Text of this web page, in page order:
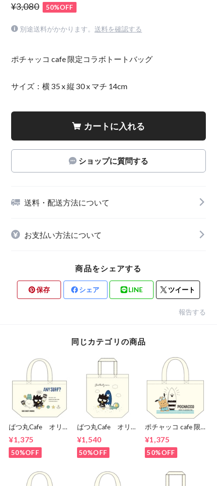
¥3,080 50%OFF
別途送料がかかります。 送料を確認する
ポチャッコ cafe 限定コラボトートバッグ
サイズ：横 35 x 縦 30 x マチ 14cm
カートに入れる
ショップに質問する
送料・配送方法について
お支払い方法について
商品をシェアする
保存 シェア LINE ツイート
報告する
同じカテゴリの商品
ばつ丸Cafe オリジ
チトート
¥1,375
50%OFF
ばつ丸Cafe オリジ
トバッグ
¥1,540
50%OFF
ポチャッコ cafe 限
ト（サングラスタイ
プ）
¥1,375
50%OFF